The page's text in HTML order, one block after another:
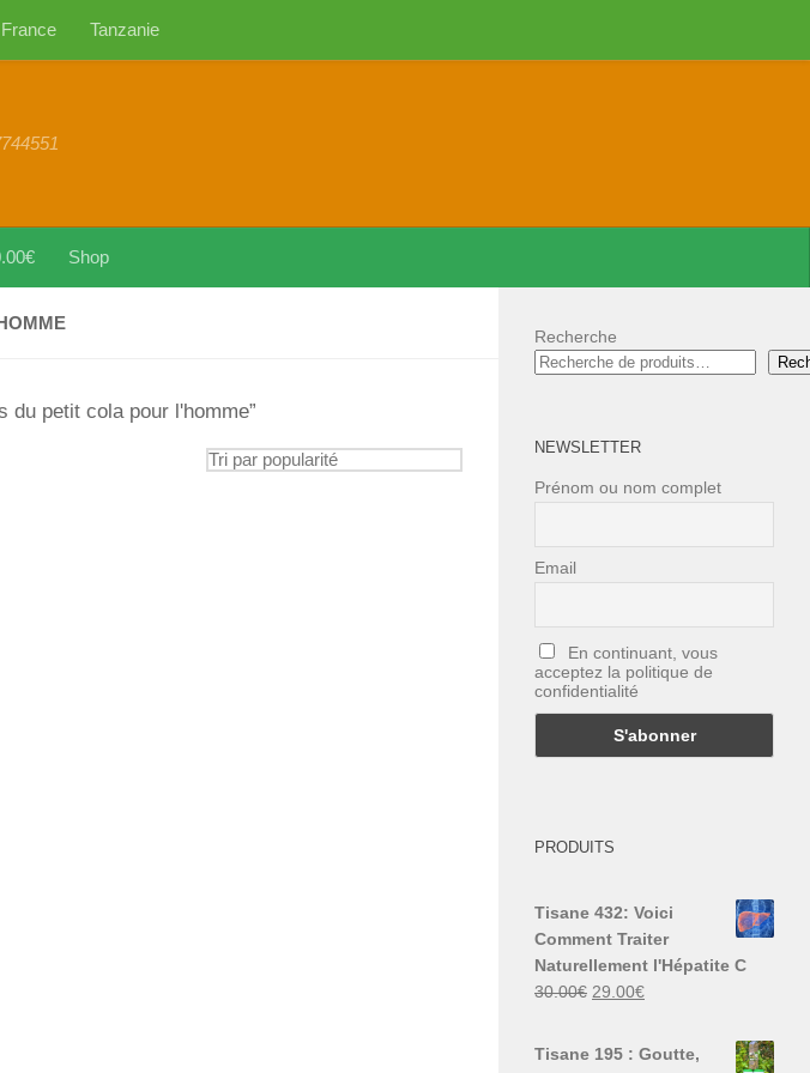
Tanzanie
Shop
du petit cola pour l'homme”
Recherche
NEWSLETTER
Prénom ou nom complet
Email
En continuant, vous
acceptez la politique de
confidentialité
PRODUITS
Tisane 432: Voici
Comment Traiter
Naturellement l'Hépatite C
30.00€ Le
29.00€Le
Tisane 195 : Goutte,